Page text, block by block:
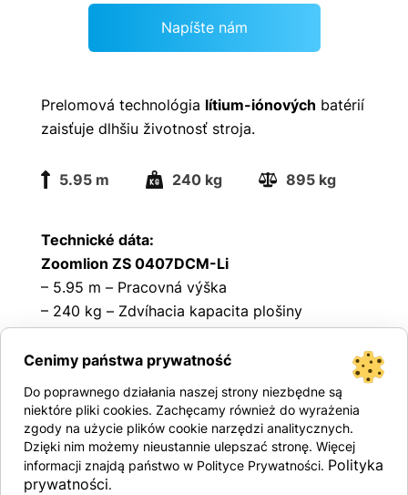
Napíšte nám
Prelomová technológia lítium-iónových batérií
zaisťuje dlhšiu životnosť stroja.
5.95 m 240 kg 895 kg
Technické dáta:
Zoomlion ZS 0407DCM-Li
– 5.95 m – Pracovná výška
– 240 kg – Zdvíhacia kapacita plošiny
Vybavenie
– Oceľová plošina s rozmermi (1.29 m x 70 cm)
– Výsuvný balkón
– Odolné oceľové bezpečnostné zábrany s
otváracou bránou
Cenimy państwa prywatność
Do poprawnego działania naszej strony niezbędne są
niektóre pliki cookies. Zachęcamy również do wyrażenia
zgody na użycie plików cookie narzędzi analitycznych.
Dzięki nim możemy nieustannie ulepszać stronę. Więcej
informacji znajdą państwo w Polityce Prywatności. Polityka
prywatności.